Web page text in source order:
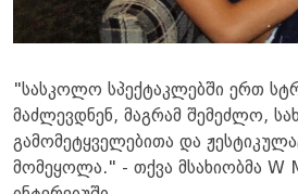
"სასკოლო სპექტაკლებში ერთ
მაძლევდნენ, მაგრამ შემეძლო,
გამომეტყველებითა და
მომეყოლა." - თქვა მსახიობმა W